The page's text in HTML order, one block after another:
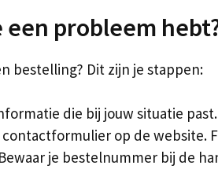
een probleem
bestelling? Dit zijn je stappen:
die bij jouw situatie
op de website.
je bestelnummer bij de